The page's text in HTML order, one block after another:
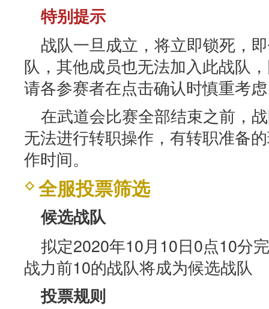
特别提示
战队一旦成立，将立即锁死，
队，其他成员也无法加入此战队
请各参赛者在点击确认时慎重考
在武道会比赛全部结束之前，
无法进行转职操作，有转职准备
作时间。
全服投票筛选
候选战队
拟定2020年10月10日0点10分
战力前10的战队将成为候选战队
投票规则